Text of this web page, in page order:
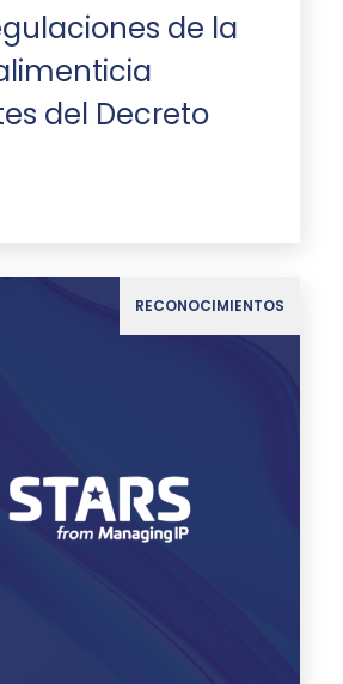
de la
del Decreto
RECONOCIMIENTOS